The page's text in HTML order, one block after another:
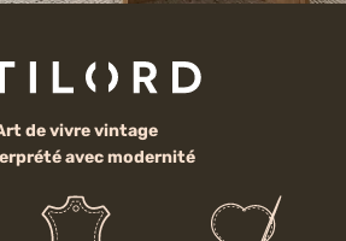
de vivre vintage
avec modernité